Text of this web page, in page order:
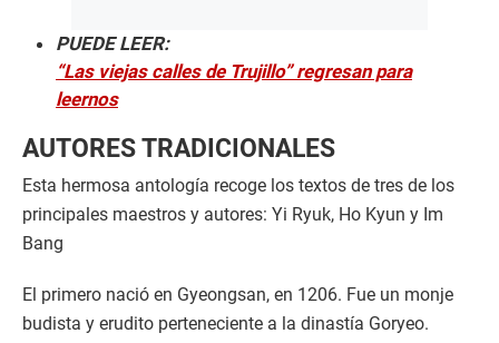
PUEDE LEER:
“Las viejas calles de Trujillo” regresan para
leernos
AUTORES TRADICIONALES
Esta hermosa antología recoge los textos de tres de los
principales maestros y autores: Yi Ryuk, Ho Kyun y Im
Bang
El primero nació en Gyeongsan, en 1206. Fue un monje
budista y erudito perteneciente a la dinastía Goryeo.